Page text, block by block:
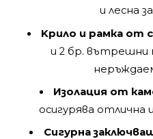
и лесна
Kрило и рамка от
и 2 бр. вътрешни
Изолация от
осигурява отлична
Сигурна